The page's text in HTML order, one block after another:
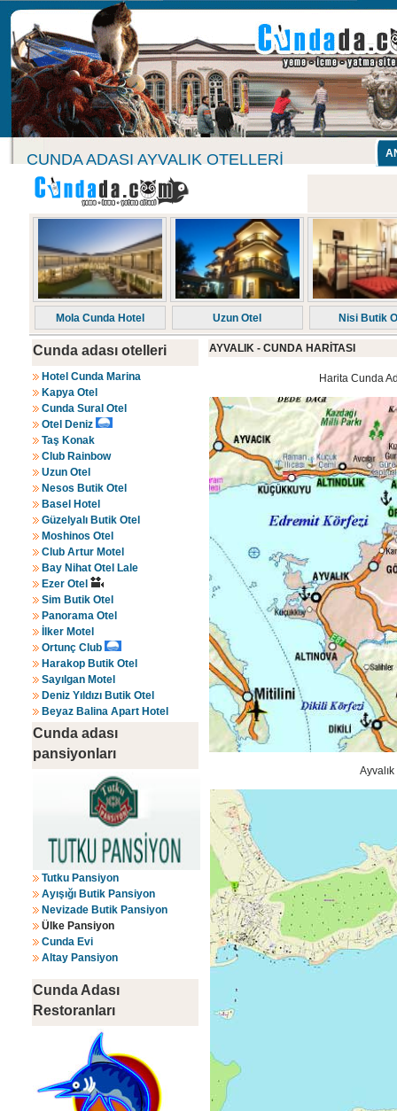
CUNDA ADASI AYVALIK OTELLERI
Mola Cunda Hotel Uzun Otel Nisi Butik
Cunda adası otelleri
Hotel Cunda Marina
Kapya Otel
Cunda Sural Otel
Otel Deniz
Taş Konak
Club Rainbow
Uzun Otel
Nesos Butik Otel
Basel Hotel
Güzelyalı Butik Otel
Moshinos Otel
Club Artur Motel
Bay Nihat Otel Lale
Ezer Otel
Sim Butik Otel
Panorama Otel
İlker Motel
Ortunç Club
Harakop Butik Otel
Sayılgan Motel
Deniz Yıldızı Butik Otel
Beyaz Balina Apart Hotel
Cunda adası
pansiyonları
Tutku Pansiyon
Ayışığı Butik Pansiyon
Nevizade Butik Pansiyon
Ülke Pansiyon
Cunda Evi
Altay Pansiyon
Cunda Adası
Restoranları
AYVALIK - CUNDA HARİTASI
Harita Cunda